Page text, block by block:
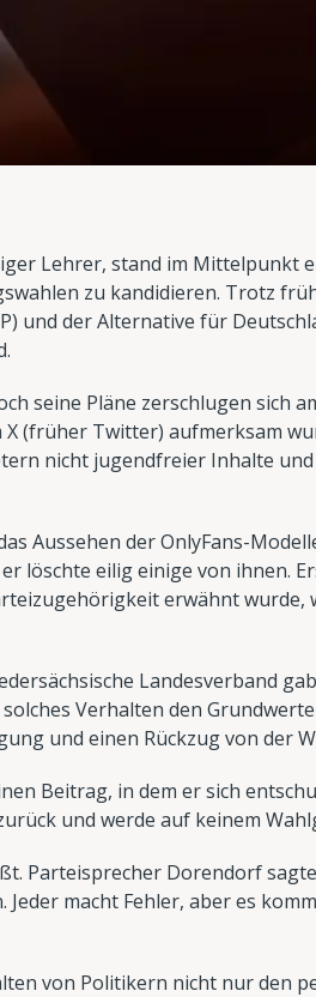
Lehrer, stand im Mittelpunkt
zu kandidieren. Trotz
und der Alternative für
seine Pläne zerschlugen sich
(früher Twitter) aufmerksam
nicht jugendfreier Inhalte
Aussehen der OnlyFans-
löschte eilig einige von ihnen.
erwähnt wurde,
Landesverband
Verhalten den
und einen Rückzug von der
Beitrag, in dem er sich
und werde auf keinem
Parteisprecher Dorendorf
macht Fehler, aber es
von Politikern nicht nur den